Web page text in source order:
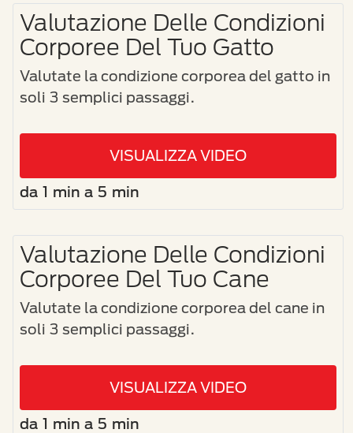
Valutazione Delle Condizioni
Corporee Del Tuo Gatto
Valutate la condizione corporea del gatto in
soli 3 semplici passaggi.
VISUALIZZA VIDEO
da 1 min a 5 min
Valutazione Delle Condizioni
Corporee Del Tuo Cane
Valutate la condizione corporea del cane in
soli 3 semplici passaggi.
VISUALIZZA VIDEO
da 1 min a 5 min